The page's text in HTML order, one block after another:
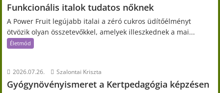
Funkcionális italok tudatos nőknek
A Power Fruit legújabb italai a zéró cukros üdítőélményt
ötvözik olyan összetevőkkel, amelyek illeszkednek a mai...
Életmód
2026.07.26. Szalontai Kriszta
Gyógynövényismeret a Kertpedagógia képzésen